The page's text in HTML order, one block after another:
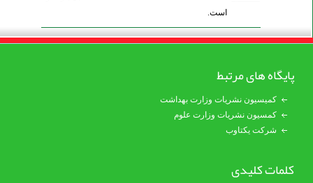
است.
پایگاه های مرتبط
کمیسیون نشریات وزارت بهداشت
کمسیون نشریات وزارت علوم
شرکت یکتاوب
کلمات کلیدی